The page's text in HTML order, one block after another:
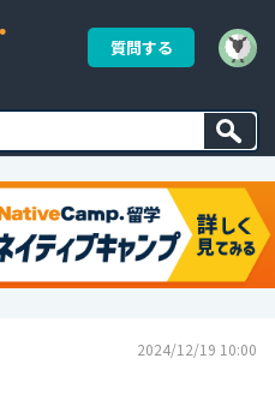
質問する
2024/12/19 10:00